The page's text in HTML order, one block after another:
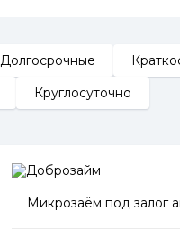
Долгосрочные
Круглосуточно
Микрозаём под залог